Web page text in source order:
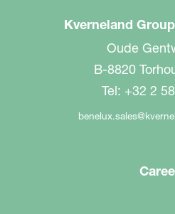
Kverneland
Oude
B-8820
Tel: +32 2